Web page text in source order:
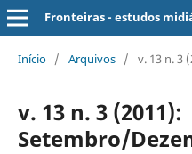
Fronteiras - estudos
Início / Arquivos / v. 13 n. 3
v. 13 n. 3 (2011):
Setembro/